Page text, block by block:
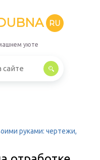
RU
уюте
руками: чертежи,